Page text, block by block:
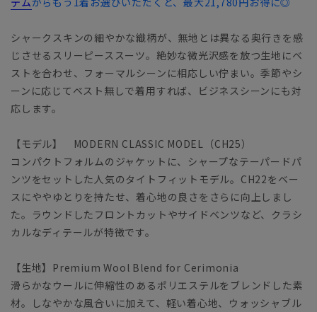
シャークスキンの細やかな織柄が、無地とは異なる奥行きを感
じさせるスリーピーススーツ。絶妙な微光沢感を放つ生地にベ
ストを合わせ、フォーマルシーンに相応しい佇まい。季節やシ
ーンに応じてベスト無しで着用すれば、ビジネスシーンにも対
応します。
【モデル】 MODERN CLASSIC MODEL（CH25）
コンパクトフォルムのジャケットに、シャープなテーパードパ
ンツをセットした人気のタイトフィットモデル。CH22をベー
スにややゆとりを持たせ、着心地の良さをさらに向上しまし
た。ラウンドしたフロントカットやサイドベンツなど、クラシ
カルなディテールが特徴です。
【生地】Premium Wool Blend for Cerimonia
滑らかなウールに伸縮性のあるポリエステルをブレンドした素
材。しなやかな風合いに加えて、軽い着心地、ウォッシャブル